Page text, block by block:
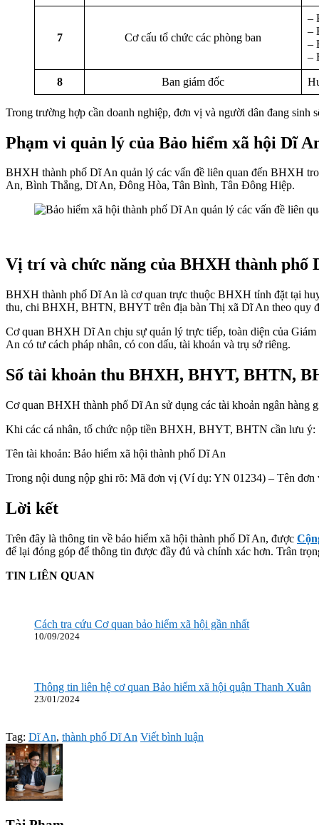
7 Cơ cấu tổ chức các phòng ban
–
–
–
–
8 Ban giám đốc
Trong trường hợp cần doanh nghiệp, đơn vị và người dân đang
Phạm vi quản lý của Bảo hiểm xã hội Dĩ
BHXH thành phố Dĩ An quản lý các vấn đề liên quan đến BHXH
An, Bình Thắng, Dĩ An, Đông Hòa, Tân Bình, Tân Đông Hiệp.
Vị trí và chức năng của BHXH thành phố
BHXH thành phố Dĩ An là cơ quan trực thuộc BHXH tỉnh đặt tại
thu, chi BHXH, BHTN, BHYT trên địa bàn Thị xã Dĩ An theo quy
Cơ quan BHXH Dĩ An chịu sự quản lý trực tiếp, toàn diện của
An có tư cách pháp nhân, có con dấu, tài khoản và trụ sở riêng.
Số tài khoản thu BHXH, BHYT, BHTN,
Cơ quan BHXH thành phố Dĩ An sử dụng các tài khoản ngân
Khi các cá nhân, tổ chức nộp tiền BHXH, BHYT, BHTN cần lưu ý:
Tên tài khoản: Bảo hiểm xã hội thành phố Dĩ An
Trong nội dung nộp ghi rõ: Mã đơn vị (Ví dụ: YN 01234) – Tên
Lời kết
Trên đây là thông tin về bảo hiểm xã hội thành phố Dĩ An, được
để lại đóng góp để thông tin được đầy đủ và chính xác hơn. Trân
TIN LIÊN QUAN
Cách tra cứu Cơ quan bảo hiểm xã hội gần nhất
10/09/2024
Thông tin liên hệ cơ quan Bảo hiểm xã hội quận Thanh Xuân
23/01/2024
Tag: Dĩ An, thành phố Dĩ An Viết bình luận